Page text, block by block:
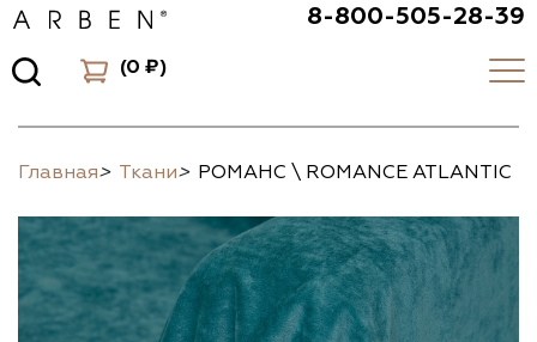
8-800-505-28-39
(0 ₽)
Главная> Ткани> РОМАНС \ ROMANCE ATLANTIC